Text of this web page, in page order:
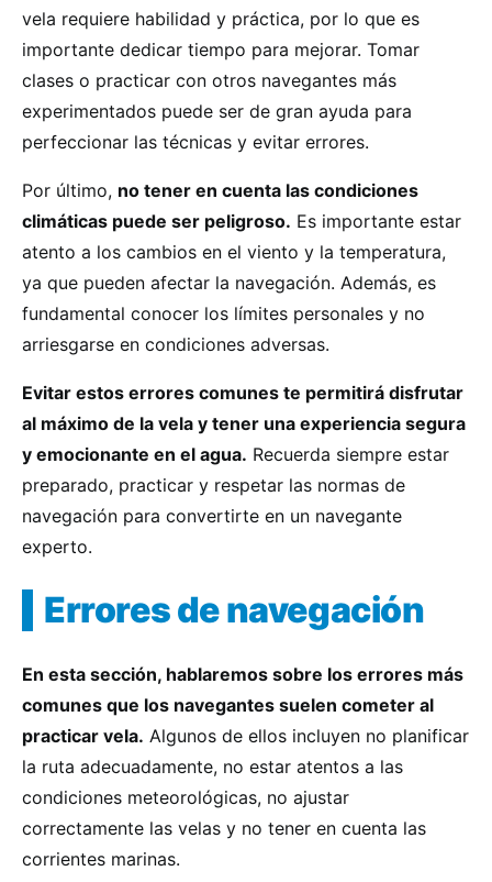
vela requiere habilidad y práctica, por lo que es
importante dedicar tiempo para mejorar. Tomar
clases o practicar con otros navegantes más
experimentados puede ser de gran ayuda para
perfeccionar las técnicas y evitar errores.
Por último, no tener en cuenta las condiciones
climáticas puede ser peligroso. Es importante estar
atento a los cambios en el viento y la temperatura,
ya que pueden afectar la navegación. Además, es
fundamental conocer los límites personales y no
arriesgarse en condiciones adversas.
Evitar estos errores comunes te permitirá disfrutar
al máximo de la vela y tener una experiencia segura
y emocionante en el agua. Recuerda siempre estar
preparado, practicar y respetar las normas de
navegación para convertirte en un navegante
experto.
Errores de navegación
En esta sección, hablaremos sobre los errores más
comunes que los navegantes suelen cometer al
practicar vela. Algunos de ellos incluyen no planificar
la ruta adecuadamente, no estar atentos a las
condiciones meteorológicas, no ajustar
correctamente las velas y no tener en cuenta las
corrientes marinas.